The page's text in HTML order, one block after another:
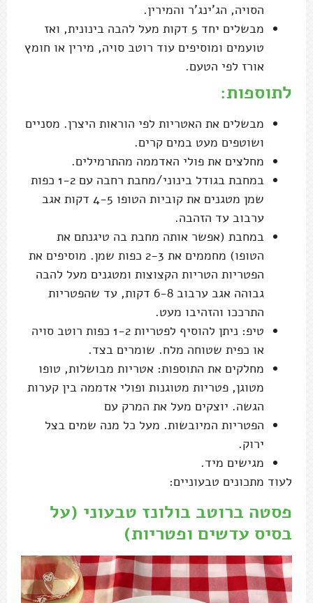
הסויה, הג'ינג'ר והמירין.
מבשלים יחד 5 דקות מעל להבה בינונית, ואז
טועמים ומוסיפים עוד רוטב סויה, מירין או חומץ
אורז לפי הטעם.
לתוספות:
מבשלים את האטריות לפי הוראות היצרן. מסניים
ושוטפים מעט במים קרים.
מחלצים את פולי האדממה מהתרמילים.
במחבת בגודל בינוני/מחבת רחבה עם 1-2 כפות
שמן מטגנים את קוביות הטופו 4-5 דקות אגב
ערבוב עד הזהבה.
במחבת (אפשר אותה מחבת בה טיגנתם את
הטופו) מחממים את 2-3 כפות שמן. מוסיפים את
הפטריות הטריות הקצוצות ומטגנים מעל להבה
גבוהה אגב ערבוב 6-8 דקות, עד שהפטריות
התרככו והזהיבו מעט.
טיפ: ניתן להוסיף לפטריות 1-2 כפות רוטב סויה
או כפית שטוחה מלח. שומרים בצד.
מחלקים את התוספות: אטריות מבושלות, טופו
מטוגן, פטריות מטוגנות ופולי אדממה בין קערות
הגשה. יוצקים מעל את המרק עם
הפטריות המיובשות. מעל כל מנה שמים בצל
ירוק.
מגישים מיד.
לעוד מתכונים טבעוניים:
פסטה ברוטב בולונז טבעוני (על
בסיס עדשים ופטריות)